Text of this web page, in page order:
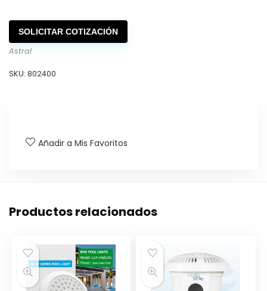
SOLICITAR COTIZACIÓN
Astral
SKU: 802400
Añadir a Mis Favoritos
Productos relacionados